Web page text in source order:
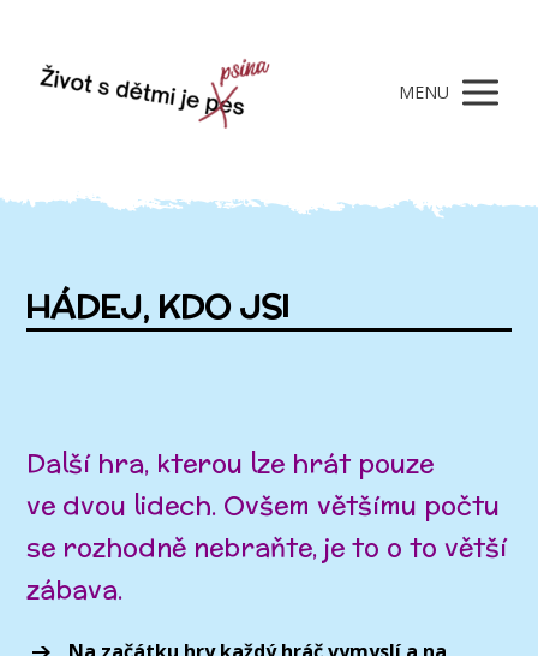
MENU
HÁDEJ, KDO JSI
Další hra, kterou lze hrát pouze
ve dvou lidech. Ovšem většímu počtu
se rozhodně nebraňte, je to o to větší
zábava.